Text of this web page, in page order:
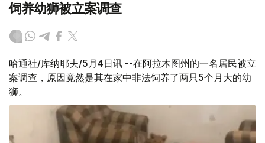
饲养幼狮被立案调查
哈通社/库纳耶夫/5月4日讯 --在阿拉木图州的一名居民被立
案调查，原因竟然是其在家中非法饲养了两只5个月大的幼
狮。